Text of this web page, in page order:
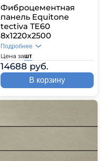
Фиброцементная
панель Equitone
tectiva TE60
8х1220х2500
Цена зашт
14688 руб.
Подробнее
В корзину